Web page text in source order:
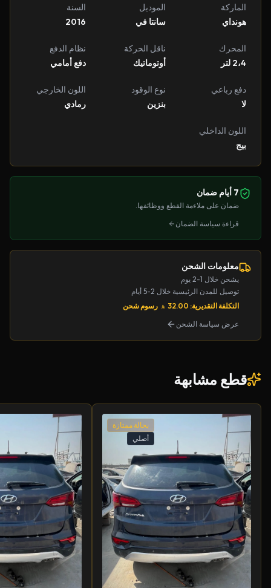
الماركة
هونداي
الموديل
سانتا في
السنة
2016
المحرك
2،4 لتر
ناقل الحركة
أوتوماتيك
نظام الدفع
دفع أمامي
دفع رباعي
لا
نوع الوقود
بنزين
اللون الخارجي
رمادي
اللون الداخلي
بيج
7 أيام ضمان
ضمان على ملاءمة القطع ووظائفها.
قراءة سياسة الضمان
معلومات الشحن
يشحن خلال 1-2 يوم
توصيل للمدن الرئيسية خلال 2-5 أيام
التكلفة التقديرية: 32.00
رسوم شحن
عرض سياسة الشحن
قطع مشابهة
بحالة ممتازة
أصلي